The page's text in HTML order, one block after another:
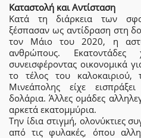
Καταστολή και Αντίσταση
Κατά τη διάρκεια των
ξέσπασαν ως αντίδραση στη
τον Μάιο του 2020, η
ανθρώπους. Εκατοντάδες
συνεισφέροντας οικονομικά
το τέλος του καλοκαιριού,
Μινεάπολης είχε
δολάρια. Άλλες ομάδες
αρκετά εκατομμύρια.
Την ίδια στιγμή, ολονύκτιες
από τις φυλακές, όπου